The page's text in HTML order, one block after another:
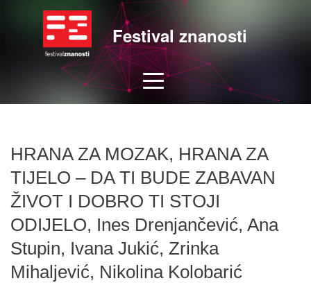
Festival znanosti
HRANA ZA MOZAK, HRANA ZA
TIJELO – DA TI BUDE ZABAVAN
ŽIVOT I DOBRO TI STOJI
ODIJELO, Ines Drenjančević, Ana
Stupin, Ivana Jukić, Zrinka
Mihaljević, Nikolina Kolobarić